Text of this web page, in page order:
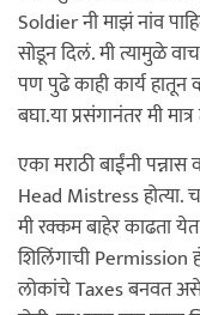
Soldier नी माझं नांव
सोडून दिलं. मी त्यामुळे
पण पुढे काही कार्य हातून
बघा.या प्रसंगानंतर मी
एका मराठी बाईंनी पन्नास
Head Mistress होत्या.
मी रक्कम बाहेर काढता
शिलिंगाची Permission
लोकांचे Taxes बनवत